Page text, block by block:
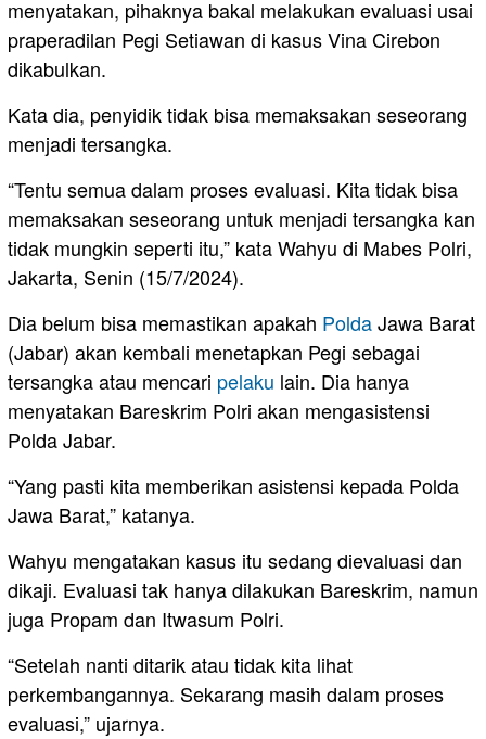
menyatakan, pihaknya bakal melakukan evaluasi usai
praperadilan Pegi Setiawan di kasus Vina Cirebon
dikabulkan.
Kata dia, penyidik tidak bisa memaksakan seseorang
menjadi tersangka.
“Tentu semua dalam proses evaluasi. Kita tidak bisa
memaksakan seseorang untuk menjadi tersangka kan
tidak mungkin seperti itu,” kata Wahyu di Mabes Polri,
Jakarta, Senin (15/7/2024).
Dia belum bisa memastikan apakah PoldaJawa Barat
(Jabar) akan kembali menetapkan Pegi sebagai
tersangka atau mencari pelaku lain. Dia hanya
menyatakan Bareskrim Polri akan mengasistensi
Polda Jabar.
“Yang pasti kita memberikan asistensi kepada Polda
Jawa Barat,” katanya.
Wahyu mengatakan kasus itu sedang dievaluasi dan
dikaji. Evaluasi tak hanya dilakukan Bareskrim, namun
juga Propam dan Itwasum Polri.
“Setelah nanti ditarik atau tidak kita lihat
perkembangannya. Sekarang masih dalam proses
evaluasi,” ujarnya.